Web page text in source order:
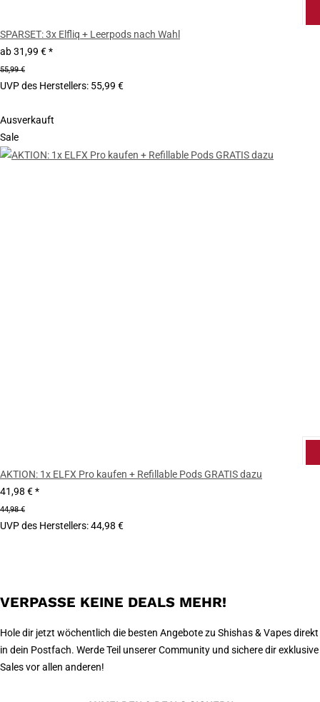
SPARSET: 3x Elfliq + Leerpods nach Wahl
ab31,99 €*
55,99 €
UVP des Herstellers: 55,99 €
Ausverkauft
Sale
AKTION: 1x ELFX Pro kaufen + Refillable Pods GRATIS dazu
41,98 €*
44,98 €
UVP des Herstellers:44,98 €
VERPASSE KEINE DEALS MEHR!
Hole dir jetzt wöchentlich die besten Angebote zu Shishas & Vapes direkt
in dein Postfach. Werde Teil unserer Community und sichere dir exklusive
Sales vor allen anderen!